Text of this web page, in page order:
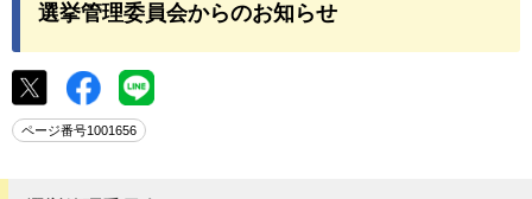
選挙管理委員会からのお知らせ
ページ番号1001656